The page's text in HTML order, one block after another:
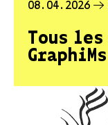
08.04.2026
Tous